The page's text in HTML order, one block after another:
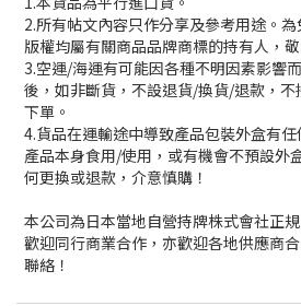
2.所有帖文內容只作分享及參考用途。
版權均屬有關商品品牌商標的持有人，敬
3.空運/海運有可能因各種不明因素影響
後，如非斷貨，不設退貨/換貨/退款，
下單。
4.貨品在運輸途中導致產品包裝外盒有
產品本身食用/使用，或有機會不預設外
何更換或退款，介意慎購！
本公司為日本當地自營持牌株式會社正
歡迎同行商業合作，亦歡迎各地供應商
聯絡！